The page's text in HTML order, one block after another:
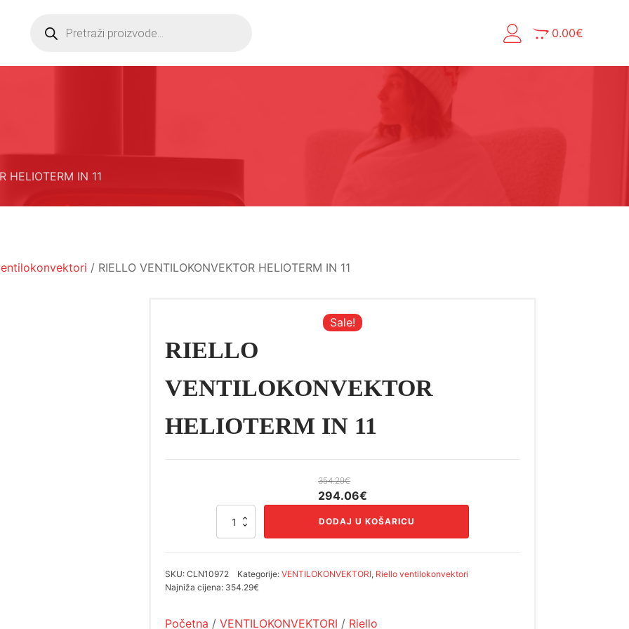
Products
search
0.00€
HELIOTERM IN 11
/ RIELLO VENTILOKONVEKTOR HELIOTERM IN 11
Sale!
RIELLO
VENTILOKONVEKTOR
HELIOTERM IN 11
354.29€
Izvorna
294.06€
cijena
RIELLO
11
količina
DODAJ U KOŠARICU
SKU:CLN10972 Kategorije:VENTILOKONVEKTORI, Riello ventilokonvektori
Najniža cijena: 354.29€
Početna /VENTILOKONVEKTORI / Riello